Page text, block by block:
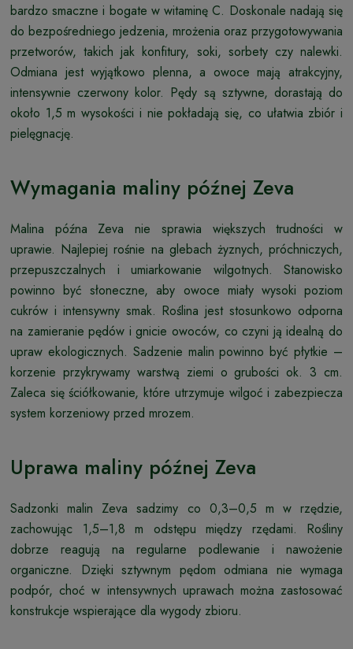
bardzo smaczne i bogate w witaminę C. Doskonale nadają się
do bezpośredniego jedzenia, mrożenia oraz przygotowywania
przetworów, takich jak konfitury, soki, sorbety czy nalewki.
Odmiana jest wyjątkowo plenna, a owoce mają atrakcyjny,
intensywnie czerwony kolor. Pędy są sztywne, dorastają do
około 1,5 m wysokości i nie pokładają się, co ułatwia zbiór i
pielęgnację.
Wymagania maliny późnej Zeva
Malina późna Zeva nie sprawia większych trudności w
uprawie. Najlepiej rośnie na glebach żyznych, próchniczych,
przepuszczalnych i umiarkowanie wilgotnych. Stanowisko
powinno być słoneczne, aby owoce miały wysoki poziom
cukrów i intensywny smak. Roślina jest stosunkowo odporna
na zamieranie pędów i gnicie owoców, co czyni ją idealną do
upraw ekologicznych. Sadzenie malin powinno być płytkie –
korzenie przykrywamy warstwą ziemi o grubości ok. 3 cm.
Zaleca się ściółkowanie, które utrzymuje wilgoć i zabezpiecza
system korzeniowy przed mrozem.
Uprawa maliny późnej Zeva
Sadzonki malin Zeva sadzimy co 0,3–0,5 m w rzędzie,
zachowując 1,5–1,8 m odstępu między rzędami. Rośliny
dobrze reagują na regularne podlewanie i nawożenie
organiczne. Dzięki sztywnym pędom odmiana nie wymaga
podpór, choć w intensywnych uprawach można zastosować
konstrukcje wspierające dla wygody zbioru.